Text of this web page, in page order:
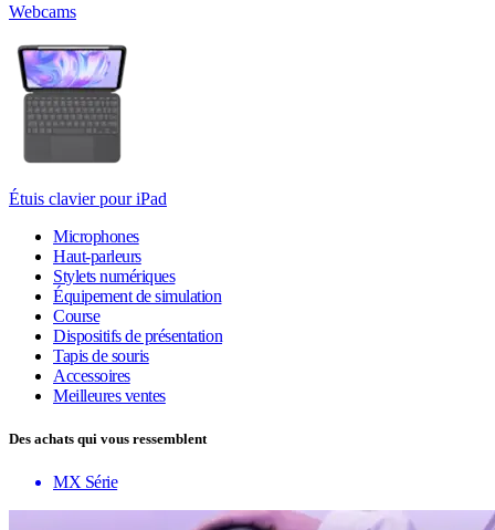
Webcams
Étuis clavier pour iPad
Microphones
Haut-parleurs
Stylets numériques
Équipement de simulation
Course
Dispositifs de présentation
Tapis de souris
Accessoires
Meilleures ventes
Des achats qui vous ressemblent
MX Série